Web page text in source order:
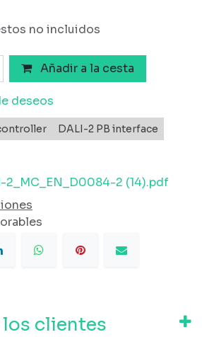
no incluidos
Añadir a la cesta
deseos
DALI-2 PB interface
2_MC_EN_D0084-2 (14).pdf
los clientes